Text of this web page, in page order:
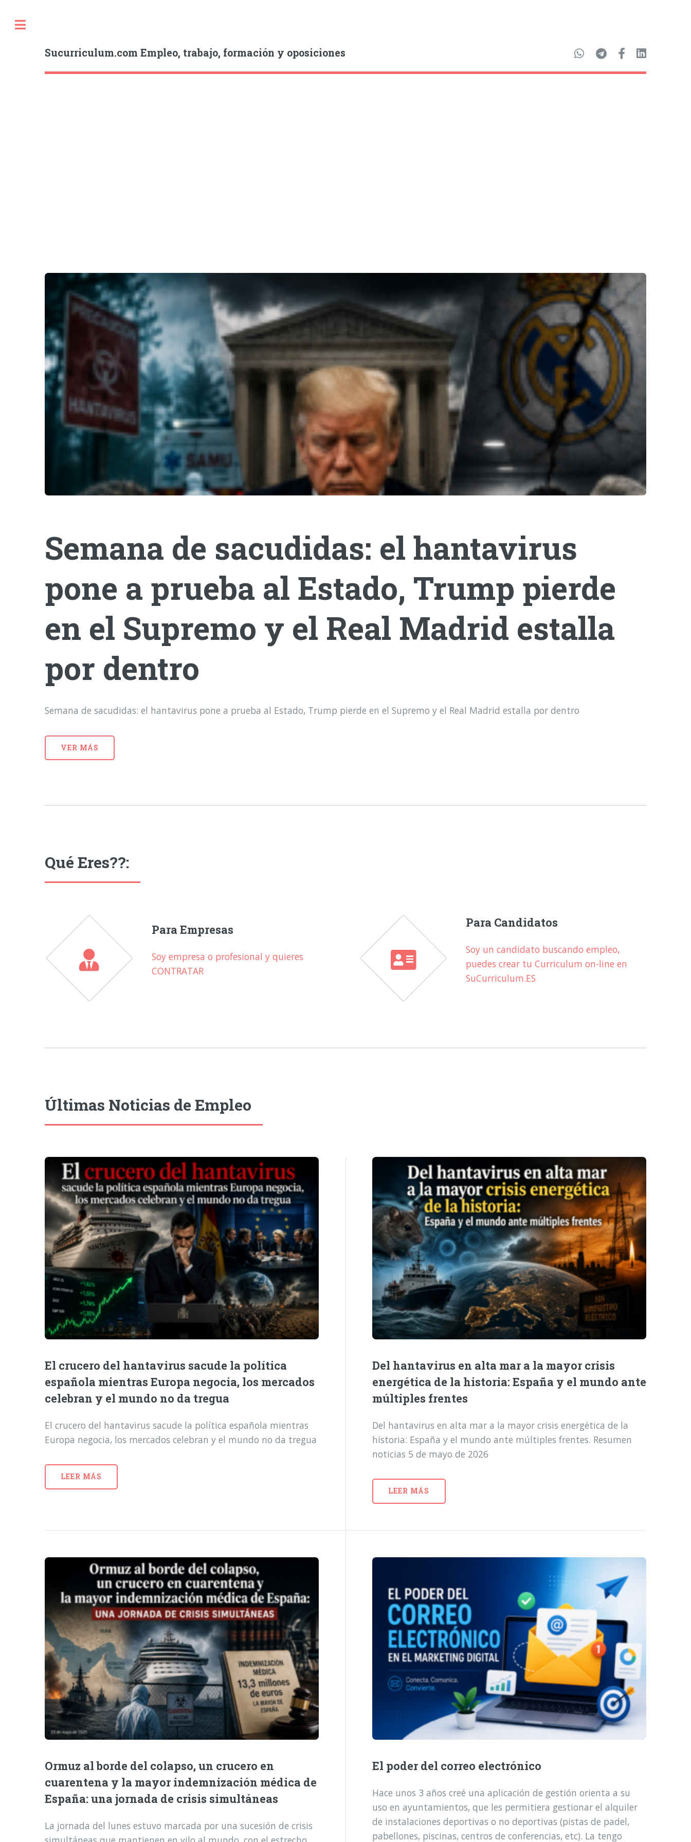
Sucurriculum.com Empleo, trabajo, formación y oposiciones
Semana de sacudidas: el hantavirus
pone a prueba al Estado, Trump pierde
en el Supremo y el Real Madrid estalla
por dentro
Semana de sacudidas: el hantavirus pone a prueba al Estado, Trump pierde en el Supremo y el Real Madrid estalla por dentro
VER MÁS
Qué Eres??:
Para Empresas
Soy empresa o profesional y quieres
CONTRATAR
Para Candidatos
Soy un candidato buscando empleo,
puedes crear tu Curriculum on-line en
SuCurriculum.ES
Últimas Noticias de Empleo
El crucero del hantavirus sacude la política
española mientras Europa negocia, los mercados
celebran y el mundo no da tregua
El crucero del hantavirus sacude la política española mientras
Europa negocia, los mercados celebran y el mundo no da tregua
LEER MÁS
Del hantavirus en alta mar a la mayor crisis
energética de la historia: España y el mundo ante
múltiples frentes
Del hantavirus en alta mar a la mayor crisis energética de la
historia: España y el mundo ante múltiples frentes. Resumen
noticias 5 de mayo de 2026
LEER MÁS
Ormuz al borde del colapso, un crucero en
cuarentena y la mayor indemnización médica de
España: una jornada de crisis simultáneas
La jornada del lunes estuvo marcada por una sucesión de crisis
El poder del correo electrónico
Hace unos 3 años creé una aplicación de gestión orienta a su
uso en ayuntamientos, que les permitiera gestionar el alquiler
de instalaciones deportivas o no deportivas (pistas de padel,
pabellones, piscinas, centros de conferencias, etc). La tengo